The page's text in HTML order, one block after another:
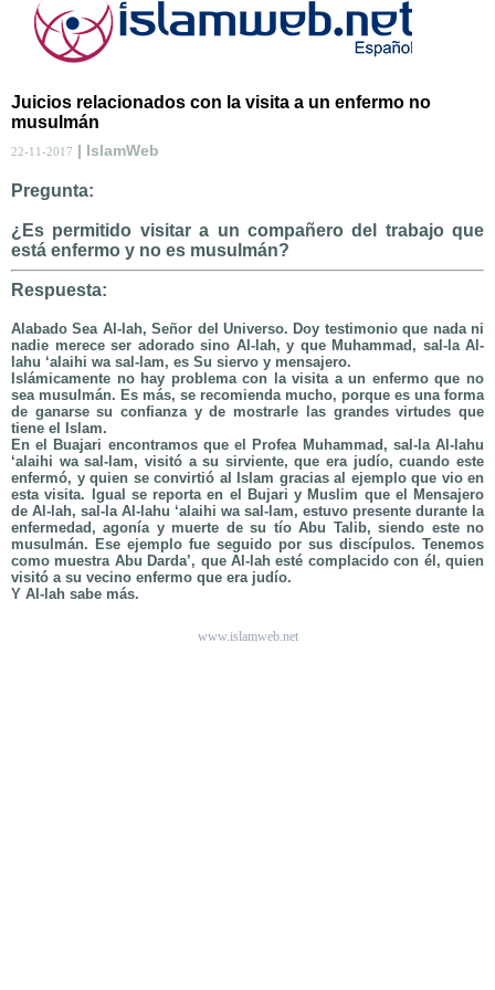
Juicios relacionados con la visita a un enfermo no
musulmán
22-11-2017 | IslamWeb
Pregunta:
¿Es permitido visitar a un compañero del trabajo que
está enfermo y no es musulmán?
Respuesta:
Alabado Sea Al-lah, Señor del Universo. Doy testimonio que nada ni
nadie merece ser adorado sino Al-lah, y que Muhammad, sal-la Al-
lahu ‘alaihi wa sal-lam, es Su siervo y mensajero.
Islámicamente no hay problema con la visita a un enfermo que no
sea musulmán. Es más, se recomienda mucho, porque es una forma
de ganarse su confianza y de mostrarle las grandes virtudes que
tiene el Islam.
En el Buajari encontramos que el Profea Muhammad, sal-la Al-lahu
‘alaihi wa sal-lam, visitó a su sirviente, que era judío, cuando este
enfermó, y quien se convirtió al Islam gracias al ejemplo que vio en
esta visita. Igual se reporta en el Bujari y Muslim que el Mensajero
de Al-lah, sal-la Al-lahu ‘alaihi wa sal-lam, estuvo presente durante la
enfermedad, agonía y muerte de su tío Abu Talib, siendo este no
musulmán. Ese ejemplo fue seguido por sus discípulos. Tenemos
como muestra Abu Darda’, que Al-lah esté complacido con él, quien
visitó a su vecino enfermo que era judío.
Y Al-lah sabe más.
www.islamweb.net